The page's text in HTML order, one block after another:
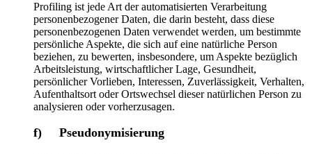
Profiling ist jede Art der automatisierten Verarbeitung
personenbezogener Daten, die darin besteht, dass diese
personenbezogenen Daten verwendet werden, um bestimmte
persönliche Aspekte, die sich auf eine natürliche Person
beziehen, zu bewerten, insbesondere, um Aspekte bezüglich
Arbeitsleistung, wirtschaftlicher Lage, Gesundheit,
persönlicher Vorlieben, Interessen, Zuverlässigkeit, Verhalten,
Aufenthaltsort oder Ortswechsel dieser natürlichen Person zu
analysieren oder vorherzusagen.
f) Pseudonymisierung